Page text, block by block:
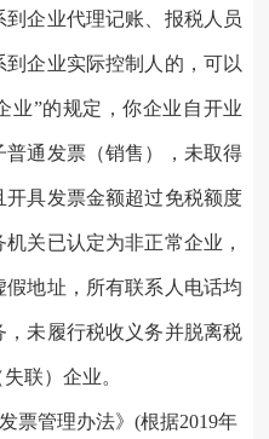
企业代理记账、报税人员
企业实际控制人的，可以
业”的规定，你企业自开业
普通发票（销售），未取得
具发票金额超过免税额度
关已认定为非正常企业，
地址，所有联系人电话均
未履行税收义务并脱离税
联）企业。
票管理办法》 (根据2019年